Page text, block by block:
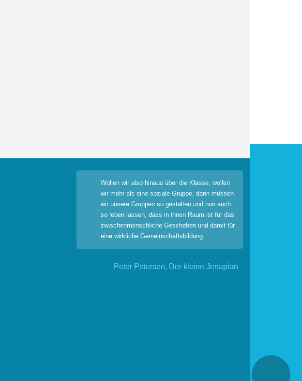
Wollen wir also hinaus über die Klasse, wollen
wir mehr als eine soziale Gruppe, dann müssen
wir unsere Gruppen so gestalten und nun auch
so leben lassen, dass in ihnen Raum ist für das
zwischenmenschliche Geschehen und damit für
eine wirkliche Gemeinschaftsbildung.
Peter Petersen, Der kleine Jenaplan